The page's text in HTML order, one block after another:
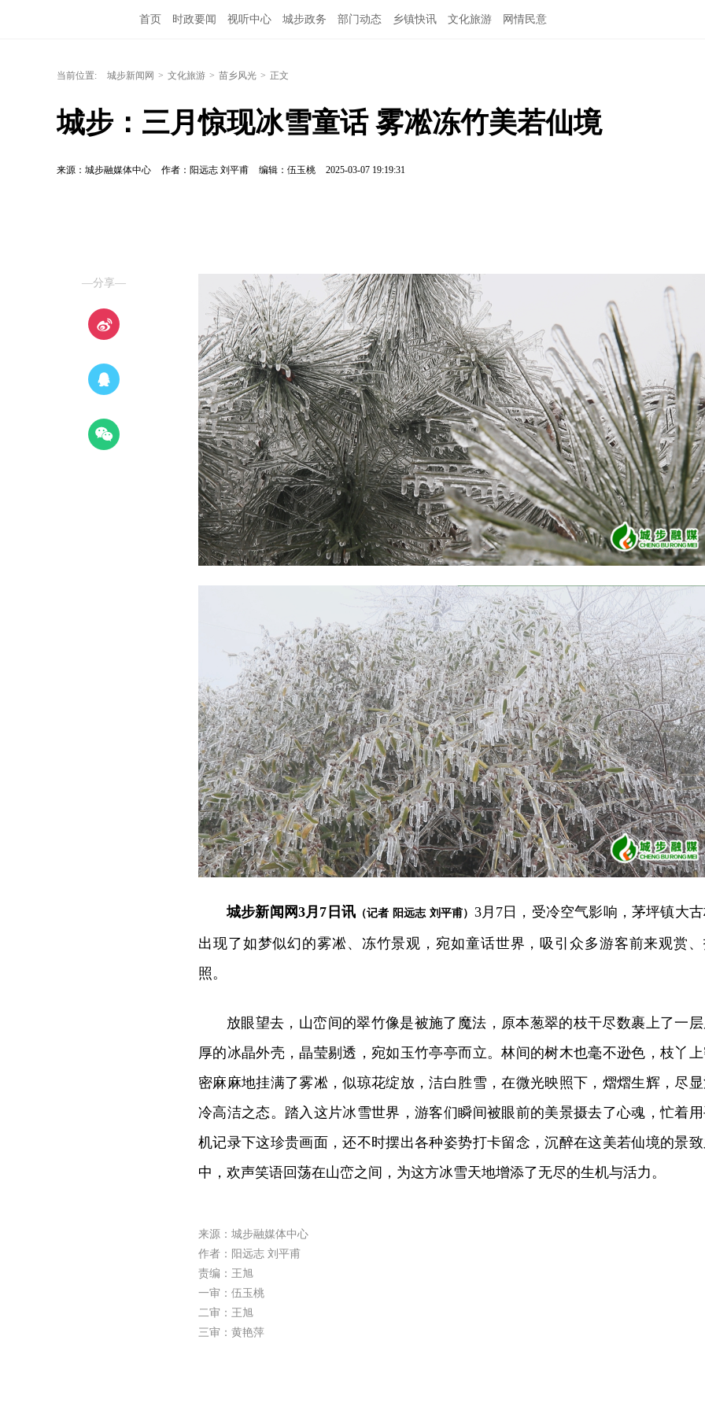
首页 时政要闻 视听中心 城步政务 部门动态 乡镇快讯 文化旅游 网情民意
当前位置: 城步新闻网 > 文化旅游 > 苗乡风光 > 正文
城步：三月惊现冰雪童话 雾凇冻竹美若仙境
来源：城步融媒体中心 作者：阳远志 刘平甫 编辑：伍玉桃 2025-03-07 19:19:31
—分享—
城步新闻网3月7日讯 （记者 阳远志 刘平甫） 3月7日，受冷空气影响，茅坪镇大
出现了如梦似幻的雾凇、冻竹景观，宛如童话世界，吸引众多游客前来观赏
照。
放眼望去，山峦间的翠竹像是被施了魔法，原本葱翠的枝干尽数裹上了一
厚的冰晶外壳，晶莹剔透，宛如玉竹亭亭而立。林间的树木也毫不逊色，枝丫
密麻麻地挂满了雾凇，似琼花绽放，洁白胜雪，在微光映照下，熠熠生辉，尽
冷高洁之态。踏入这片冰雪世界，游客们瞬间被眼前的美景摄去了心魂，忙着
机记录下这珍贵画面，还不时摆出各种姿势打卡留念，沉醉在这美若仙境的景
中，欢声笑语回荡在山峦之间，为这方冰雪天地增添了无尽的生机与活力。
来源：城步融媒体中心
作者：阳远志 刘平甫
责编：王旭
一审：伍玉桃
二审：王旭
三审：黄艳萍